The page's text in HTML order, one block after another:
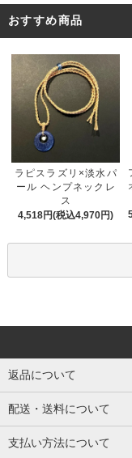
おすすめ商品
ラピスラズリ×淡水パ
ール ヘンプネックレ
ス
4,518円(税込4,970円)
返品について
配送・送料について
支払い方法について